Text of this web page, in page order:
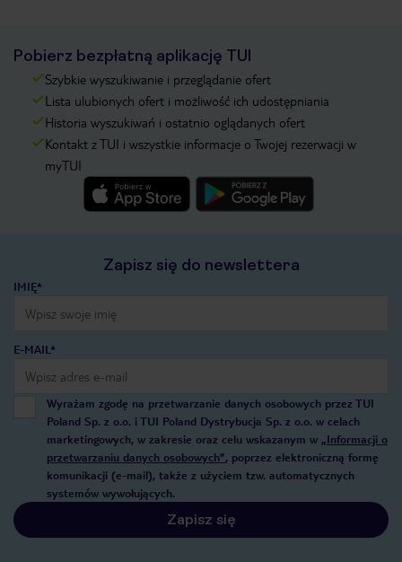
Pobierz bezpłatną aplikację TUI
Szybkie wyszukiwanie i przeglądanie ofert
Lista ulubionych ofert i możliwość ich udostępniania
Historia wyszukiwań i ostatnio oglądanych ofert
Kontakt z TUI i wszystkie informacje o Twojej rezerwacji w
myTUI
Zapisz się do newslettera
IMIĘ*
E-MAIL*
Wyrażam zgodę na przetwarzanie danych osobowych przez TUI
Poland Sp. z o.o. i TUI Poland Dystrybucja Sp. z o.o. w celach
marketingowych, w zakresie oraz celu wskazanym w „Informacji o
przetwarzaniu danych osobowych”, poprzez elektroniczną formę
komunikacji (e-mail), także z użyciem tzw. automatycznych
systemów wywołujących.
Zapisz się